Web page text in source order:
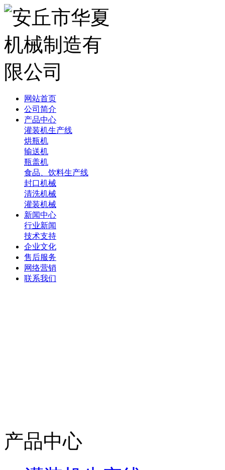
网站首页
公司简介
产品中心
灌装机生产线
烘瓶机
输送机
瓶盖机
食品、饮料生产线
封口机械
清洗机械
灌装机械
新闻中心
行业新闻
技术支持
企业文化
售后服务
网络营销
联系我们
产品中心